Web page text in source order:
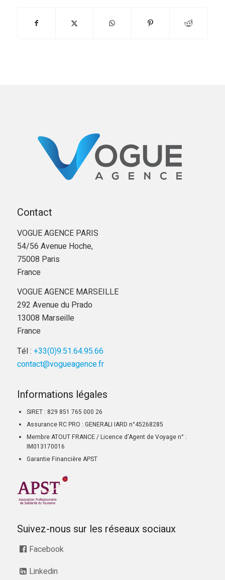
Contact
VOGUE AGENCE PARIS
54/56 Avenue Hoche,
75008 Paris
France
VOGUE AGENCE MARSEILLE
292 Avenue du Prado
13008 Marseille
France
Tél : +33(0)9.51.64.95.66
contact@vogueagence.fr
Informations légales
SIRET : 829 851 765 000 26
Assurance RC PRO : GENERALI IARD n°45268285
Membre ATOUT FRANCE / Licence d’Agent de Voyage n° :
IM013170016
Garantie Financière APST
Suivez-nous sur les réseaux sociaux
Facebook
Linkedin